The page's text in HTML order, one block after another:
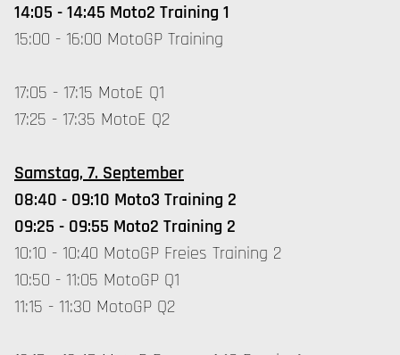
14:05 - 14:45 Moto2 Training 1
15:00 - 16:00 MotoGP Training
17:05 - 17:15 MotoE Q1
17:25 - 17:35 MotoE Q2
Samstag, 7. September
08:40 - 09:10 Moto3 Training 2
09:25 - 09:55 Moto2 Training 2
10:10 - 10:40 MotoGP Freies Training 2
10:50 - 11:05 MotoGP Q1
11:15 - 11:30 MotoGP Q2